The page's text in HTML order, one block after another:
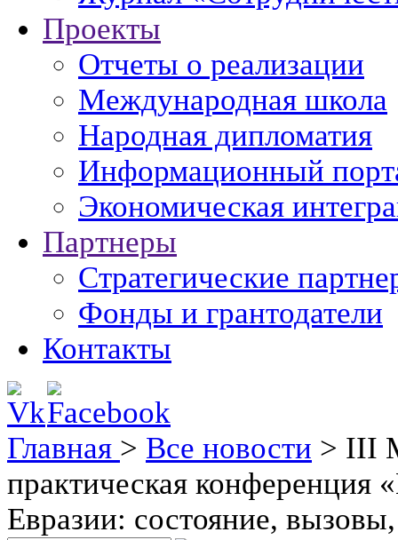
Проекты
Отчеты о реализации
Международная школа
Народная дипломатия
Информационный
Экономическая
Партнеры
Стратегические
Фонды и грантодатели
Контакты
Главная > Все новости > III
практическая конференция
Евразии: состояние,